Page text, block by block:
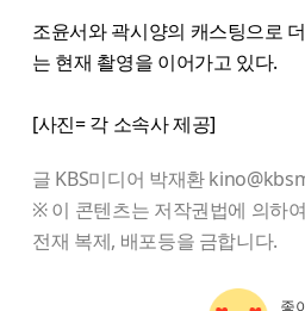
조윤서와 곽시양의 캐스팅으로
는 현재 촬영을 이어가고 있다.
[사진= 각 소속사 제공]
글 KBS미디어 박재환
※ 이 콘텐츠는 저작권법에 의하
전재 복제, 배포등을 금합니다.
좋